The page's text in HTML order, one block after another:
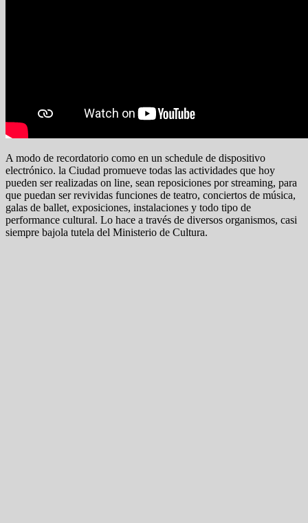
A modo de recordatorio como en un schedule de dispositivo
electrónico. la Ciudad promueve todas las actividades que hoy
pueden ser realizadas on line, sean reposiciones por streaming, para
que puedan ser revividas funciones de teatro, conciertos de música,
galas de ballet, exposiciones, instalaciones y todo tipo de
performance cultural. Lo hace a través de diversos organismos, casi
siempre bajola tutela del Ministerio de Cultura.